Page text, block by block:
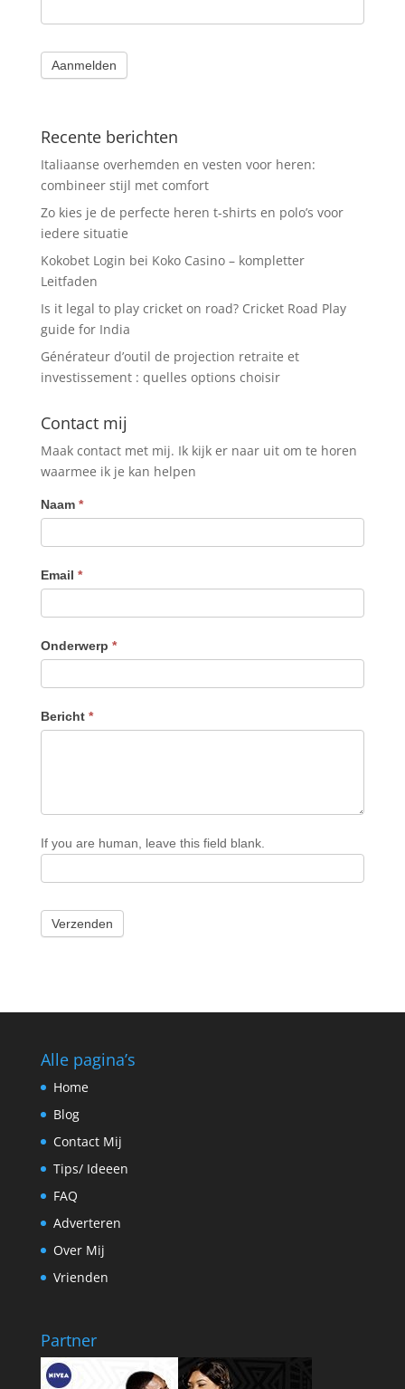
Aanmelden
Recente berichten
Italiaanse overhemden en vesten voor heren:
combineer stijl met comfort
Zo kies je de perfecte heren t-shirts en polo’s voor
iedere situatie
Kokobet Login bei Koko Casino – kompletter
Leitfaden
Is it legal to play cricket on road? Cricket Road Play
guide for India
Générateur d’outil de projection retraite et
investissement : quelles options choisir
Contact mij
Maak contact met mij. Ik kijk er naar uit om te horen
waarmee ik je kan helpen
Contact
Naam *
Email *
Onderwerp *
Bericht *
If you are human, leave this field blank.
Verzenden
Alle pagina’s
Home
Blog
Contact Mij
Tips/ Ideeen
FAQ
Adverteren
Over Mij
Vrienden
Partner